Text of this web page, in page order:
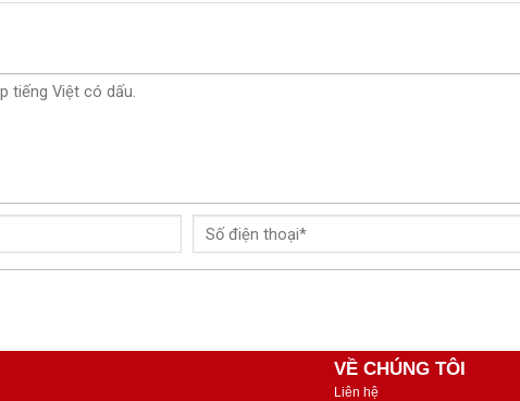
VỀ CHÚNG TÔI
Liên hệ